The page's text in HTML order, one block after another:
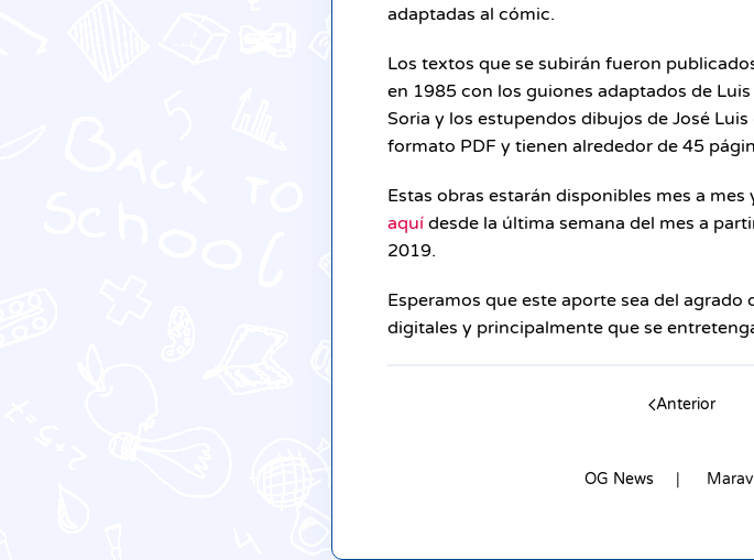
adaptadas al cómic.
Los textos que se subirán fueron
en 1985 con los guiones adaptados de
Soria y los estupendos dibujos de José
formato PDF y tienen alrededor de 45
Estas obras estarán disponibles mes a
aquídesde la última semana del mes a
2019.
Esperamos que este aporte sea del
digitales y principalmente que se
Anterior
OG News